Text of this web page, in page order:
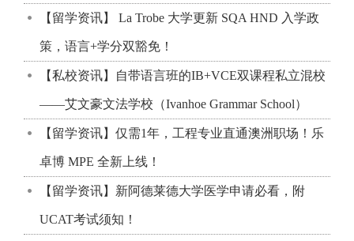
【留学资讯】 La Trobe 大学更新 SQA HND 入学政
策，语言+学分双豁免！
【私校资讯】自带语言班的IB+VCE双课程私立混校
——艾文豪文法学校（Ivanhoe Grammar School）
【留学资讯】仅需1年，工程专业直通澳洲职场！乐
卓博 MPE 全新上线！
【留学资讯】新阿德莱德大学医学申请必看，附
UCAT考试须知！